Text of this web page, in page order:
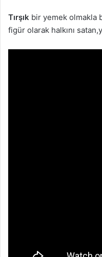
Tırşık bir yemek olmakla
figür olarak halkını